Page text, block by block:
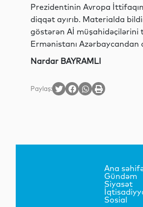
Prezidentinin Avropa
diqqət ayırıb. Materialda
göstərən Aİ müşahidəçilərini
Ermənistanı Azərbaycandan
Nardar BAYRAMLI
Paylaş:
Ana
Gündəm
Siyasət
Sosial